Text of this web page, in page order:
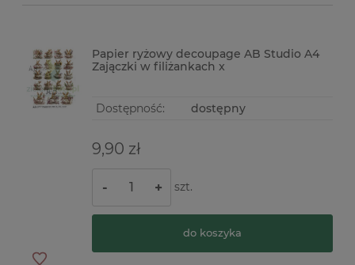
Papier ryżowy decoupage AB Studio A4
Zajączki w filiżankach x
Dostępność: dostępny
9,90 zł
- + szt.
do koszyka